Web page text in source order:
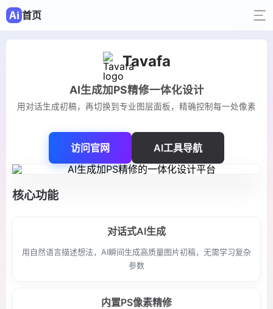
首页
Tavafa
AI生成加PS精修一体化设计
用对话生成初稿，再切换到专业图层面板，精确控制每一处像素
访问官网 AI工具导航
核心功能
对话式AI生成
用自然语言描述想法，AI瞬间生成高质量图片初稿，无需学习复杂
参数
内置PS像素精修